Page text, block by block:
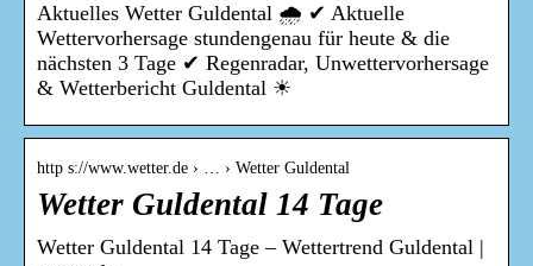
Aktuelles Wetter Guldental 🌧️ ✔ Aktuelle
Wettervorhersage stundengenau für heute & die
nächsten 3 Tage ✔ Regenradar, Unwettervorhersage
& Wetterbericht Guldental ☀
http s://www.wetter.de › … › Wetter Guldental
Wetter Guldental 14 Tage
Wetter Guldental 14 Tage – Wettertrend Guldental |